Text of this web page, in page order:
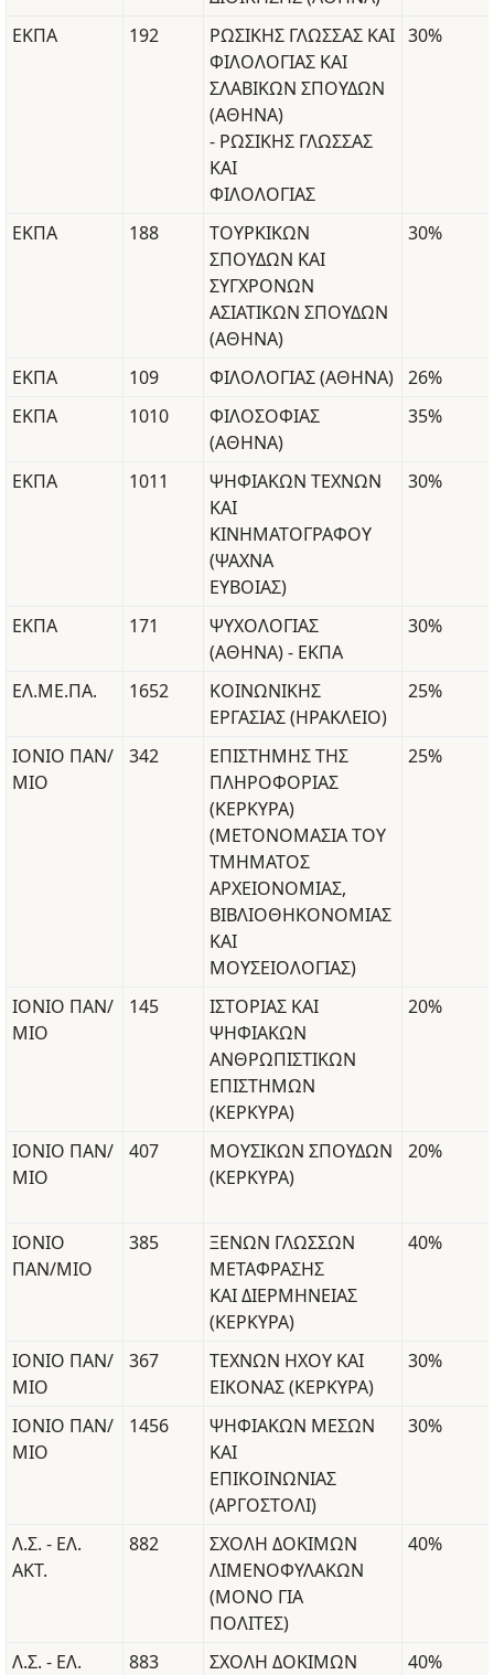
ΕΚΠΑ
192
ΡΩΣΙΚΗΣ ΓΛΩΣΣΑΣ ΚΑΙ
ΦΙΛΟΛΟΓΙΑΣ ΚΑΙ
ΣΛΑΒΙΚΩΝ ΣΠΟΥΔΩΝ
(ΑΘΗΝΑ)
- ΡΩΣΙΚΗΣ ΓΛΩΣΣΑΣ
ΚΑΙ
ΦΙΛΟΛΟΓΙΑΣ
30%
ΕΚΠΑ 188
ΤΟΥΡΚΙΚΩΝ
ΣΠΟΥΔΩΝ ΚΑΙ
ΣΥΓΧΡΟΝΩΝ
ΑΣΙΑΤΙΚΩΝ ΣΠΟΥΔΩΝ
(ΑΘΗΝΑ)
30%
ΕΚΠΑ 109 ΦΙΛΟΛΟΓΙΑΣ (ΑΘΗΝΑ) 26%
ΕΚΠΑ
1010
ΦΙΛΟΣΟΦΙΑΣ
(ΑΘΗΝΑ)
35%
ΕΚΠΑ 1011
ΨΗΦΙΑΚΩΝ ΤΕΧΝΩΝ
ΚΑΙ
ΚΙΝΗΜΑΤΟΓΡΑΦΟΥ
(ΨΑΧΝΑ
ΕΥΒΟΙΑΣ)
30%
ΕΚΠΑ 171
ΨΥΧΟΛΟΓΙΑΣ
(ΑΘΗΝΑ) - ΕΚΠΑ
30%
ΕΛ.ΜΕ.ΠΑ. 1652
ΚΟΙΝΩΝΙΚΗΣ
ΕΡΓΑΣΙΑΣ (ΗΡΑΚΛΕΙΟ)
25%
ΙΟΝΙΟ ΠΑΝ/
ΜΙΟ
342
ΕΠΙΣΤΗΜΗΣ ΤΗΣ
ΠΛΗΡΟΦΟΡΙΑΣ
(ΚΕΡΚΥΡΑ)
(ΜΕΤΟΝΟΜΑΣΙΑ ΤΟΥ
ΤΜΗΜΑΤΟΣ
ΑΡΧΕΙΟΝΟΜΙΑΣ,
ΒΙΒΛΙΟΘΗΚΟΝΟΜΙΑΣ
ΚΑΙ
ΜΟΥΣΕΙΟΛΟΓΙΑΣ)
25%
ΙΟΝΙΟ ΠΑΝ/
ΜΙΟ
145
ΙΣΤΟΡΙΑΣ ΚΑΙ
ΨΗΦΙΑΚΩΝ
ΑΝΘΡΩΠΙΣΤΙΚΩΝ
ΕΠΙΣΤΗΜΩΝ
(ΚΕΡΚΥΡΑ)
20%
ΙΟΝΙΟ ΠΑΝ/
ΜΙΟ
407
ΜΟΥΣΙΚΩΝ ΣΠΟΥΔΩΝ
(ΚΕΡΚΥΡΑ)
20%
ΙΟΝΙΟ
ΠΑΝ/ΜΙΟ
385
ΞΕΝΩΝ ΓΛΩΣΣΩΝ
ΜΕΤΑΦΡΑΣΗΣ
ΚΑΙ ΔΙΕΡΜΗΝΕΙΑΣ
(ΚΕΡΚΥΡΑ)
40%
ΙΟΝΙΟ ΠΑΝ/
ΜΙΟ
367
ΤΕΧΝΩΝ ΗΧΟΥ ΚΑΙ
ΕΙΚΟΝΑΣ (ΚΕΡΚΥΡΑ)
30%
ΙΟΝΙΟ ΠΑΝ/
ΜΙΟ
1456
ΨΗΦΙΑΚΩΝ ΜΕΣΩΝ
ΚΑΙ
ΕΠΙΚΟΙΝΩΝΙΑΣ
(ΑΡΓΟΣΤΟΛΙ)
30%
Λ.Σ. - ΕΛ.
ΑΚΤ.
882
ΣΧΟΛΗ ΔΟΚΙΜΩΝ
ΛΙΜΕΝΟΦΥΛΑΚΩΝ
(ΜΟΝΟ ΓΙΑ
ΠΟΛΙΤΕΣ)
40%
Λ.Σ. - ΕΛ.
883
ΣΧΟΛΗ ΔΟΚΙΜΩΝ
40%